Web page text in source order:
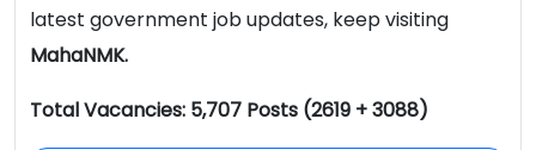
latest government job updates, keep visiting
MahaNMK.
Total Vacancies: 5,707 Posts (2619 + 3088)